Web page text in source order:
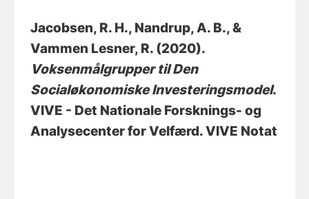
Jacobsen, R. H., Nandrup, A. B., &
Vammen Lesner, R. (2020).
Voksenmålgrupper til Den
Socialøkonomiske Investeringsmodel.
VIVE - Det Nationale Forsknings- og
Analysecenter for Velfærd. VIVE Notat